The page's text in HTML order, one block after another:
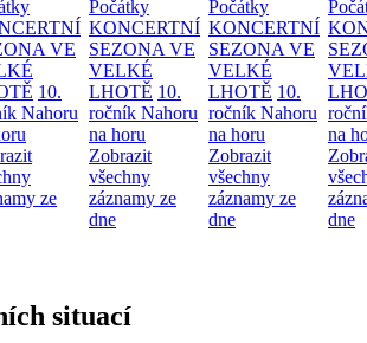
VE
10.
Nahoru
ze
Počátky
KONCERTNÍ
SEZONA VE
VELKÉ
LHOTĚ 10.
ročník Nahoru
na horu
Zobrazit
všechny
záznamy ze
dne
Počátky
KONCERTNÍ
SEZONA VE
VELKÉ
LHOTĚ 10.
ročník Nahoru
na horu
Zobrazit
všechny
záznamy ze
dne
na
dne
situací